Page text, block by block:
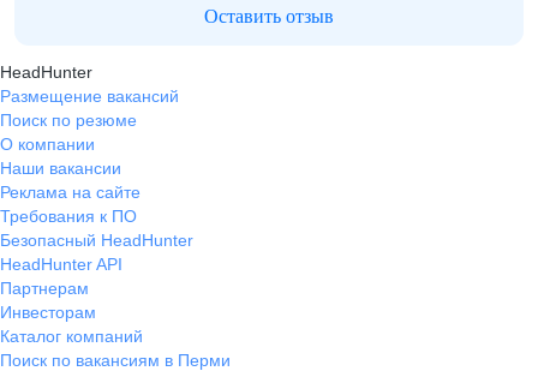
Оставить отзыв
HeadHunter
Размещение вакансий
Поиск по резюме
О компании
Наши вакансии
Реклама на сайте
Требования к ПО
Безопасный HeadHunter
HeadHunter API
Партнерам
Инвесторам
Каталог компаний
Поиск по вакансиям в Перми